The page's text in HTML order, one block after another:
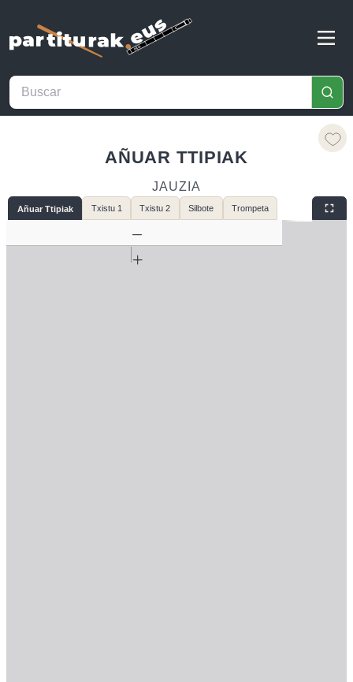
AÑUAR TTIPIAK
JAUZIA
Añuar Ttipiak Txistu 1 Txistu 2 Silbote Trompeta